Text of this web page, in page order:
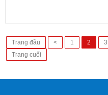
Trang đầu < 1 2 3
Trang cuối